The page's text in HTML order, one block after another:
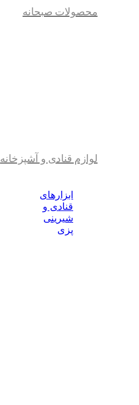
محصولات صبحانه
لوازم قنادی و آشپزخانه
ابزارهای
قنادی و
شیرینی
پزی